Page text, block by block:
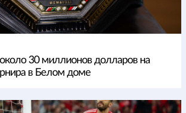
30 миллионов долларов на
в Белом доме